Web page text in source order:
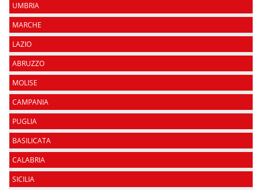
UMBRIA
MARCHE
LAZIO
ABRUZZO
MOLISE
CAMPANIA
PUGLIA
BASILICATA
CALABRIA
SICILIA